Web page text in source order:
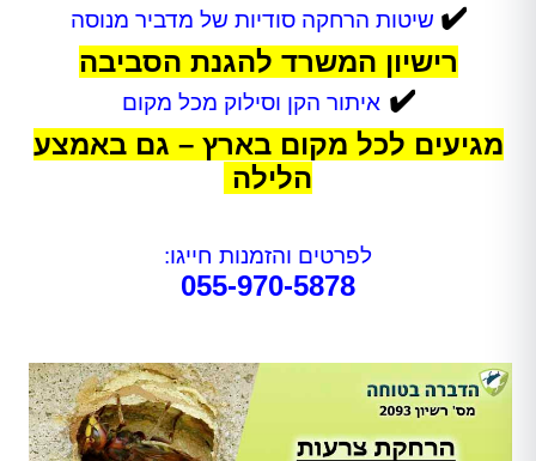
✔️ שיטות הרחקה סודיות של מדביר מנוסה
רישיון המשרד להגנת הסביבה
✔️ איתור הקן וסילוק מכל מקום
מגיעים לכל מקום בארץ – גם באמצע
הלילה
לפרטים והזמנות חייגו:
055-970-5878